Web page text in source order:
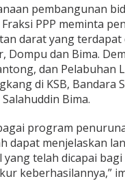
pembangunan
PPP meminta
darat yang terdapat
Dompu dan Bima.
dan Pelabuhan
di KSB, Bandara
Bima.
program
dapat menjelaskan
yang telah dicapai
keberhasilannya,”